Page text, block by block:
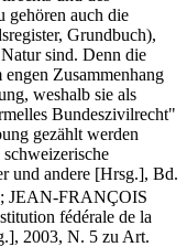
gehören auch die
Grundbuch),
sind. Denn die
Zusammenhang
weshalb sie als
Bundeszivilrecht"
gezählt werden
und andere [Hrsg.], Bd.
; JEAN-FRANÇOIS
fédérale de la
2003, N. 5 zu Art.